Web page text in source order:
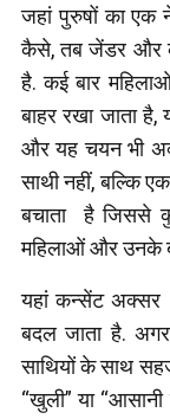
जहां पुरुषों का एक
कैसे, तब जेंडर और
है. कई बार
बाहर रखा जाता है,
और यह चयन भी
साथी नहीं, बल्कि
बचाता है जिससे
महिलाओं और उनके
यहां कन्सेंट अक्सर
बदल जाता है.
साथियों के साथ
“खुली” या